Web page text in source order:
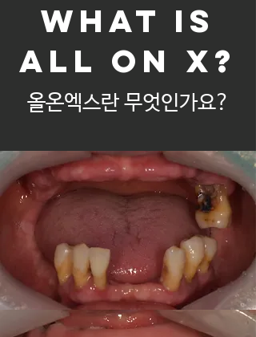
what is
ALL ON X?
올온엑스란 무엇인가요?